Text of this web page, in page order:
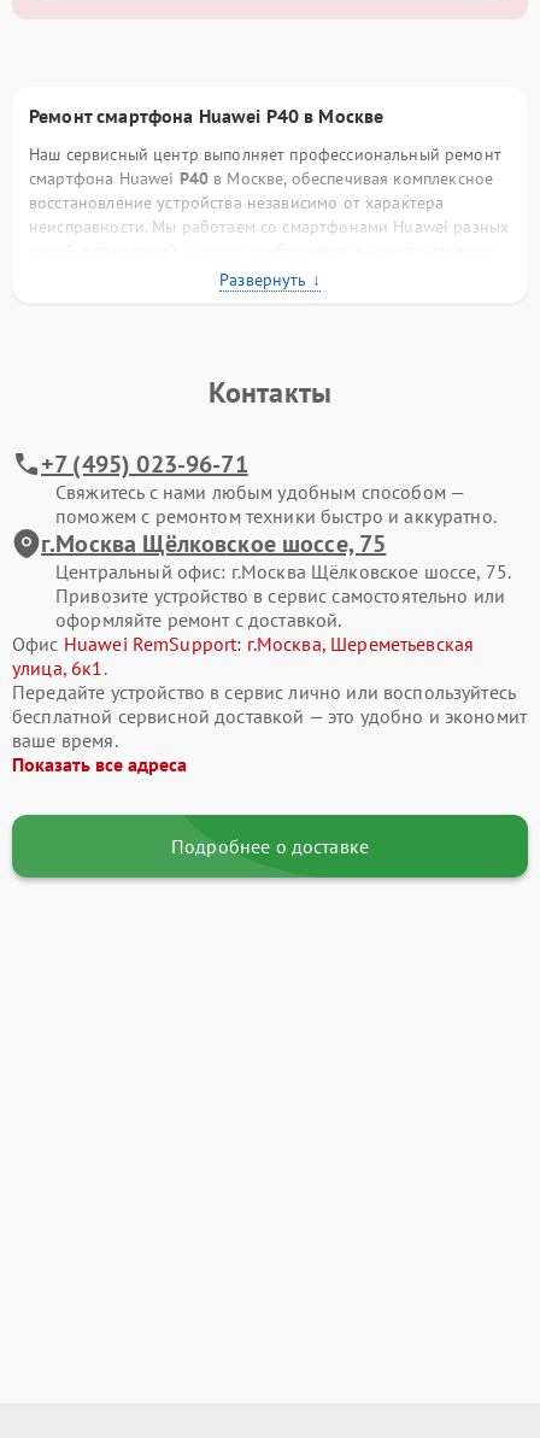
Ремонт смартфона Huawei P40 в Москве
Наш сервисный центр выполняет профессиональный ремонт
смартфона Huawei P40 в Москве, обеспечивая комплексное
восстановление устройства независимо от характера
неисправности. Мы работаем со смартфонами Huawei разных
особенностях бренда, схемотехнике плат, фирменных
процессорах и программном обеспечении. Такой опыт
Современные смартфоны Huawei представляют собой
компонентов или программные ошибки со временем
приводят к сбоям. Своевременное обращение в сервис
помогает сохранить ресурс устройства и избежать
дорогостоящего восстановления в будущем.
Типовые поломки смартфонов Huawei
В процессе ремонта мы чаще всего сталкиваемся со
следующими неисправностями смартфона Huawei P40:
разбитый экран, отсутствие изображения или
некорректная работа сенсора;
смартфон не включается или самопроизвольно
быстрая разрядка аккумулятора, проблемы с зарядкой;
не работает камера, динамик или микрофон;
Контакты
+7 (495) 023-96-71
Свяжитесь с нами любым удобным способом —
поможем с ремонтом техники быстро и аккуратно.
г.Москва Щёлковское шоссе, 75
Центральный офис: г.Москва Щёлковское шоссе, 75.
Привозите устройство в сервис самостоятельно или
оформляйте ремонт с доставкой.
Офис Huawei RemSupport: г.Москва, Шереметьевская
улица, 6к1.
Передайте устройство в сервис лично или воспользуйтесь
бесплатной сервисной доставкой — это удобно и экономит
ваше время.
Показать все адреса
Подробнее о доставке